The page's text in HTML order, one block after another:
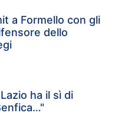
a Formello con gli
dello
ha il sì di